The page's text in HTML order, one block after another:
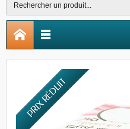
PRIX RÉDUIT